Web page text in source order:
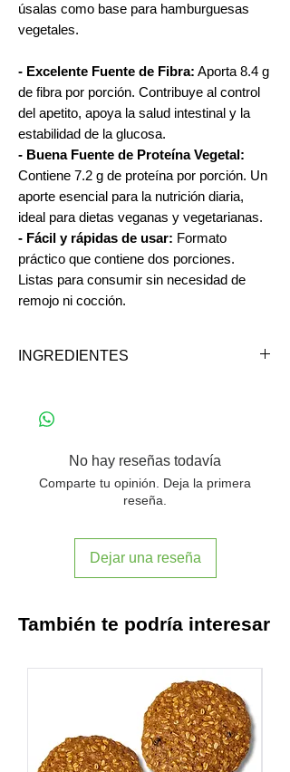
úsalas como base para hamburguesas
vegetales.
- Excelente Fuente de Fibra: Aporta 8.4 g
de fibra por porción. Contribuye al control
del apetito, apoya la salud intestinal y la
estabilidad de la glucosa.
- Buena Fuente de Proteína Vegetal:
Contiene 7.2 g de proteína por porción. Un
aporte esencial para la nutrición diaria,
ideal para dietas veganas y vegetarianas.
- Fácil y rápidas de usar: Formato
práctico que contiene dos porciones.
Listas para consumir sin necesidad de
remojo ni cocción.
INGREDIENTES
ascórbico y EDTA disódico cálcico
*Puede contener trazas de gluten.
No hay reseñas todavía
Comparte tu opinión. Deja la primera
reseña.
Dejar una reseña
También te podría interesar